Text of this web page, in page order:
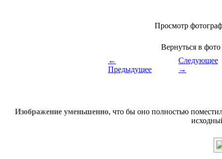
Просмотр
Вернуться в
←
Предыдущее
Следующее
→
Изображение уменьшенно, что бы оно полностью